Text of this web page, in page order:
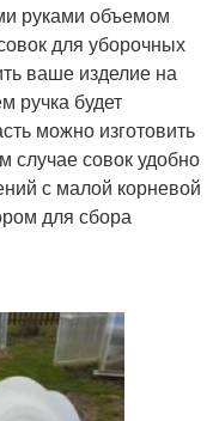
руками объемом
для уборочных
ваше изделие на
ручка будет
можно изготовить
случае совок удобно
с малой корневой
для сбора